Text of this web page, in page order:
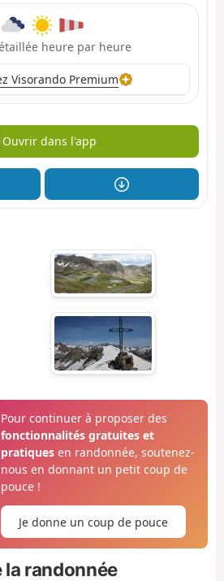
heure par heure
Visorando Premium
Ouvrir dans l'app
Pour continuer à proposer des
fonctionnalités gratuites et
pratiquesen randonnée, soutenez-
nous en donnant un petit coup de
pouce !
Je donne un coup de pouce
randonnée